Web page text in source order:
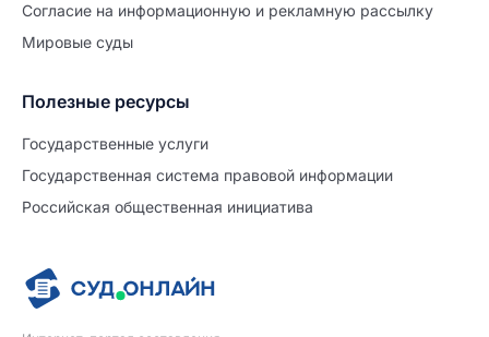
Согласие на информационную и рекламную рассылку
Мировые суды
Полезные ресурсы
Государственные услуги
Государственная система правовой информации
Российская общественная инициатива
Продолжите заполнение
Расторжение брака
Уже заполнено
Шаг 0 из 15
№5711070